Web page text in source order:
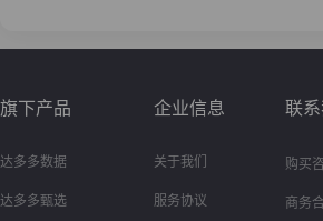
旗下产品
达多多数据
达多多甄选
企业信息
关于我们
服务协议
联
购买
商务